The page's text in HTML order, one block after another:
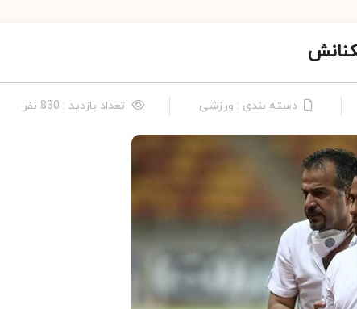
دسته بندی : ورزشی تعداد بازدید : 830 نفر